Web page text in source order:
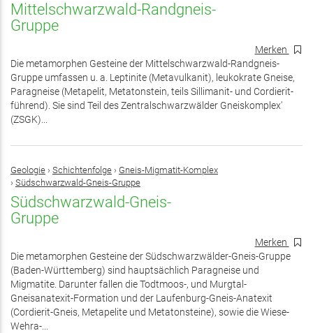
Mittelschwarzwald-Randgneis-
Gruppe
Merken
Die metamorphen Gesteine der Mittelschwarzwald-Randgneis-
Gruppe umfassen u. a. Leptinite (Metavulkanit), leukokrate Gneise,
Paragneise (Metapelit, Metatonstein, teils Sillimanit- und Cordierit-
führend). Sie sind Teil des Zentralschwarzwälder Gneiskomplex'
(ZSGK)...
Geologie › Schichtenfolge › Gneis-Migmatit-Komplex
› Südschwarzwald-Gneis-Gruppe
Südschwarzwald-Gneis-
Gruppe
Merken
Die metamorphen Gesteine der Südschwarzwälder-Gneis-Gruppe
(Baden-Württemberg) sind hauptsächlich Paragneise und
Migmatite. Darunter fallen die Todtmoos-, und Murgtal-
Gneisanatexit-Formation und der Laufenburg-Gneis-Anatexit
(Cordierit-Gneis, Metapelite und Metatonsteine), sowie die Wiese-
Wehra-...